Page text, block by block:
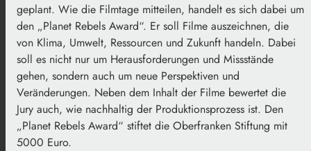
geplant. Wie die Filmtage mitteilen, handelt es sich dabei um
den „Planet Rebels Award“. Er soll Filme auszeichnen, die
von Klima, Umwelt, Ressourcen und Zukunft handeln. Dabei
soll es nicht nur um Herausforderungen und Missstände
gehen, sondern auch um neue Perspektiven und
Veränderungen. Neben dem Inhalt der Filme bewertet die
Jury auch, wie nachhaltig der Produktionsprozess ist. Den
„Planet Rebels Award“ stiftet die Oberfranken Stiftung mit
5000 Euro.